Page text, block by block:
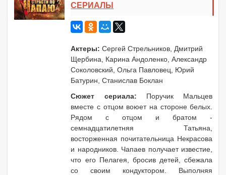
СЕРИАЛЫ
Актеры:Сергей Стрельников, Дмитрий
Щербина, Карина Андоленко, Александр
Соколовский, Ольга Павловец, Юрий
Батурин, Станислав Боклан
Сюжет сериала: Поручик Мальцев
вместе с отцом воюет на стороне белых.
Рядом с отцом и братом -
семнадцатилетняя Татьяна,
восторженная почитательница Некрасова
и народников. Чапаев получает известие,
что его Пелагея, бросив детей, сбежала
со своим кондуктором. Выполняя